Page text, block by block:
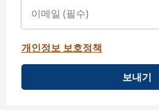
개인정보 보호정책
보내기